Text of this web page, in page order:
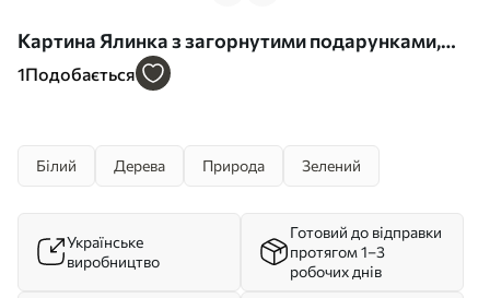
Картина Ялинка з загорнутими подарунками,
акварельний стиль, святковий Арт. s41944
1Подобається
Білий Дерева Природа Зелений
Українське
виробництво
Готовий до відправки
протягом 1–3
робочих днів